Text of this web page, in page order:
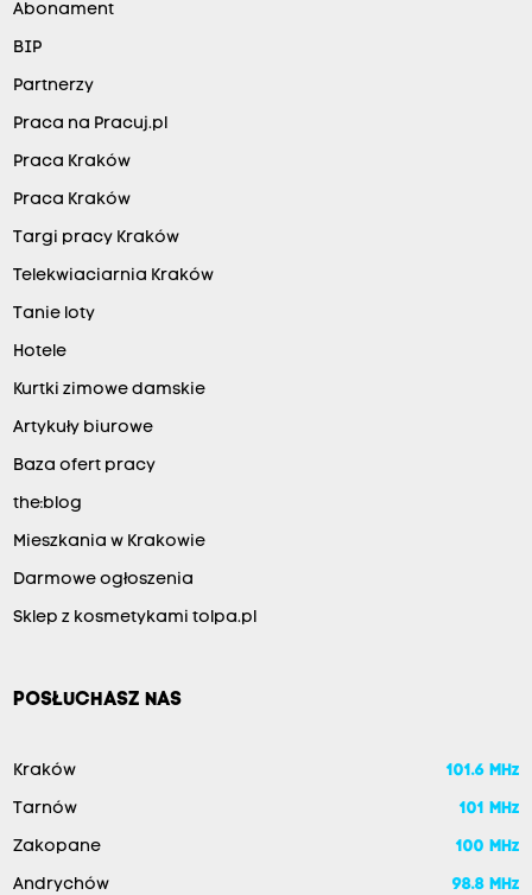
Abonament
BIP
Partnerzy
Praca na Pracuj.pl
Praca Kraków
Praca Kraków
Targi pracy Kraków
Telekwiaciarnia Kraków
Tanie loty
Hotele
Kurtki zimowe damskie
Artykuły biurowe
Baza ofert pracy
the:blog
Mieszkania w Krakowie
Darmowe ogłoszenia
Sklep z kosmetykami tolpa.pl
POSŁUCHASZ NAS
Kraków 101.6 MHz
Tarnów 101 MHz
Zakopane 100 MHz
Andrychów 98.8 MHz